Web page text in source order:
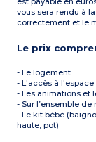
vous sera rendu à
correctement et le
Le prix
- Le logement
- L'accès à
- Les animations et
- Sur l’ensemble
- Le kit bébé
haute, pot)